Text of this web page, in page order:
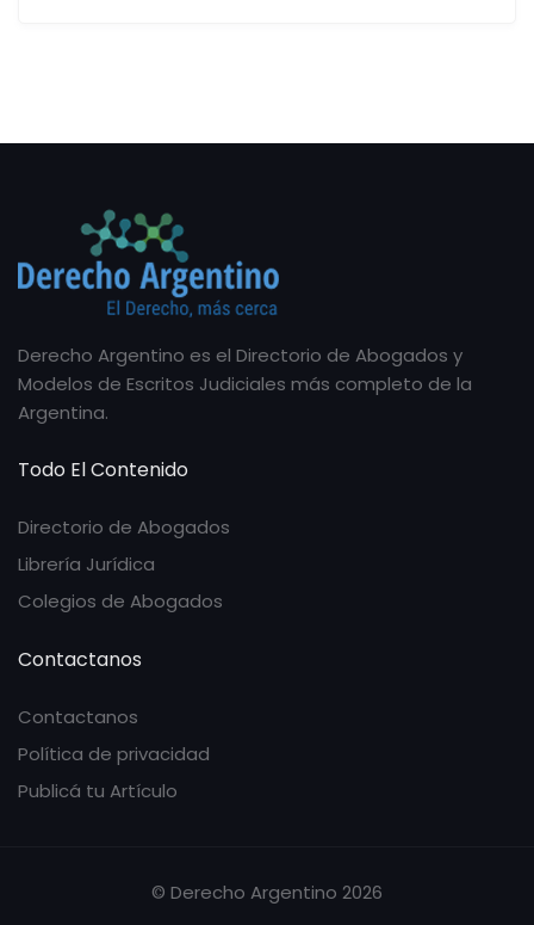
Derecho Argentino es el Directorio de Abogados y
Modelos de Escritos Judiciales más completo de la
Argentina.
Todo El Contenido
Directorio de Abogados
Librería Jurídica
Colegios de Abogados
Contactanos
Contactanos
Política de privacidad
Publicá tu Artículo
© Derecho Argentino 2026